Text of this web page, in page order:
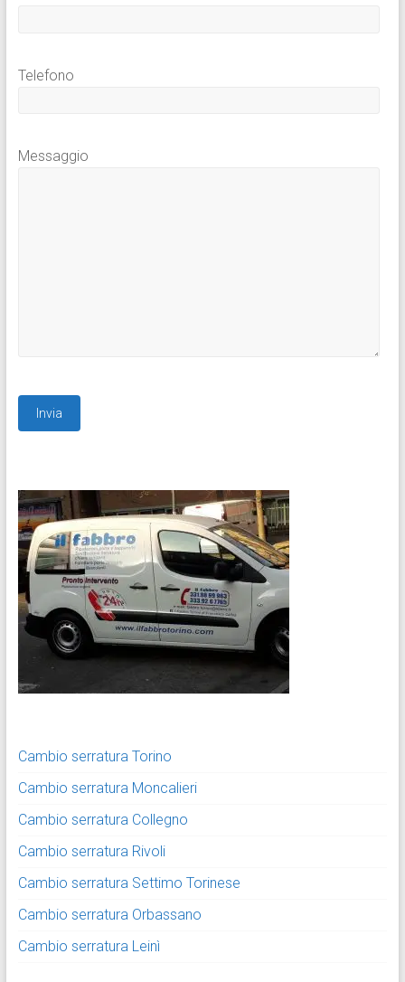
Telefono
Messaggio
Cambio serratura Torino
Cambio serratura Moncalieri
Cambio serratura Collegno
Cambio serratura Rivoli
Cambio serratura Settimo Torinese
Cambio serratura Orbassano
Cambio serratura Leinì